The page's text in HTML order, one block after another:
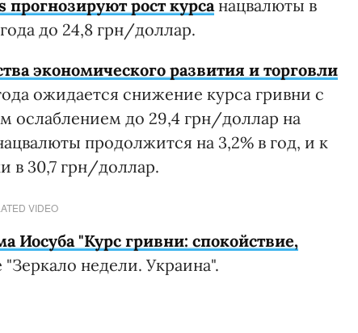
прогнозируют рост курса нацвалюты в
до 24,8 грн/доллар.
экономического развития и торговли
ожидается снижение курса гривни c
ослаблением до 29,4 грн/доллар на
продолжится на 3,2% в год, и к
в 30,7 грн/доллар.
VIDEO
Иосуба "Курс гривни: спокойствие,
недели. Украина".